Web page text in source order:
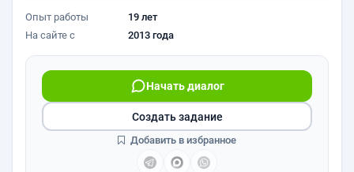
Опыт работы
19 лет
На сайте с
2013 года
Начать диалог
Создать задание
Добавить в избранное